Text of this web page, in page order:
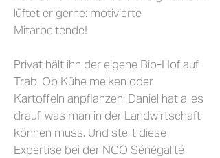
lüftet er gerne: motivierte
Mitarbeitende!
Privat hält ihn der eigene Bio-Hof auf
Trab. Ob Kühe melken oder
Kartoffeln anpflanzen: Daniel hat alles
drauf, was man in der Landwirtschaft
können muss. Und stellt diese
Expertise bei der NGO Sénégalité